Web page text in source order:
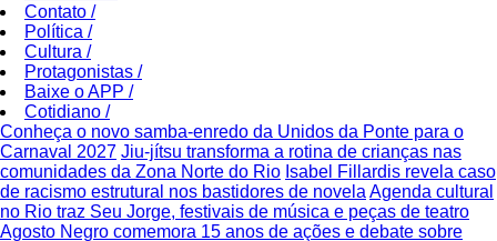
Contato /
Política /
Cultura /
Protagonistas /
Baixe o APP /
Cotidiano /
Conheça o novo samba-enredo da Unidos da Ponte para o
Carnaval 2027 Jiu-jítsu transforma a rotina de crianças nas
comunidades da Zona Norte do Rio Isabel Fillardis revela caso
de racismo estrutural nos bastidores de novela Agenda cultural
no Rio traz Seu Jorge, festivais de música e peças de teatro
Agosto Negro comemora 15 anos de ações e debate sobre